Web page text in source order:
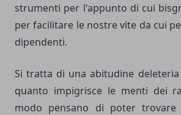
strumenti per l'appunto di cui
per facilitare le nostre vite da cui
dipendenti.
Si tratta di una abitudine
quanto impigrisce le menti dei
modo pensano di poter